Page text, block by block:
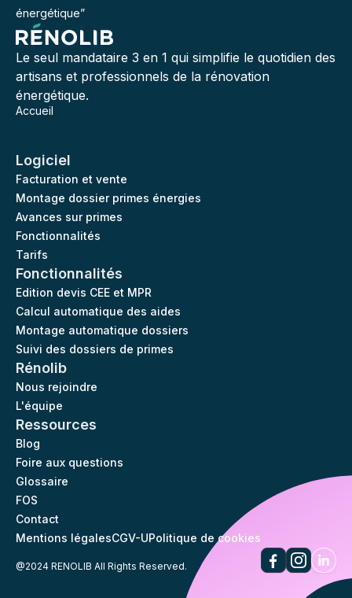
énergétique”
Le seul mandataire 3 en 1 qui simplifie le quotidien des
artisans et professionnels de la rénovation
énergétique.
Accueil
Logiciel
Facturation et vente
Montage dossier primes énergies
Avances sur primes
Fonctionnalités
Tarifs
Fonctionnalités
Edition devis CEE et MPR
Calcul automatique des aides
Montage automatique dossiers
Suivi des dossiers de primes
Rénolib
Nous rejoindre
L'équipe
Ressources
Blog
Foire aux questions
Glossaire
FOS
Contact
Mentions légalesCGV-UPolitique de cookies
@2024 RENOLIB All Rights Reserved.